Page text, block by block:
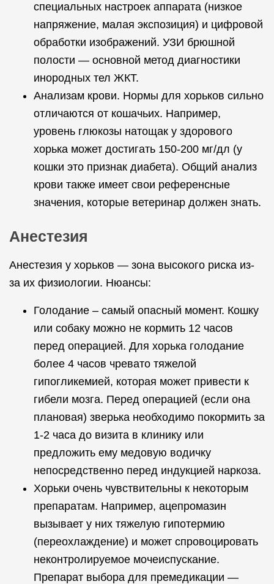
специальных настроек аппарата (низкое
напряжение, малая экспозиция) и цифровой
обработки изображений. УЗИ брюшной
полости — основной метод диагностики
инородных тел ЖКТ.
Анализам крови. Нормы для хорьков сильно
отличаются от кошачьих. Например,
уровень глюкозы натощак у здорового
хорька может достигать 150-200 мг/дл (у
кошки это признак диабета). Общий анализ
крови также имеет свои референсные
значения, которые ветеринар должен знать.
Анестезия
Анестезия у хорьков — зона высокого риска из-
за их физиологии. Нюансы:
Голодание – самый опасный момент. Кошку
или собаку можно не кормить 12 часов
перед операцией. Для хорька голодание
более 4 часов чревато тяжелой
гипогликемией, которая может привести к
гибели мозга. Перед операцией (если она
плановая) зверька необходимо покормить за
1-2 часа до визита в клинику или
предложить ему медовую водичку
непосредственно перед индукцией наркоза.
Хорьки очень чувствительны к некоторым
препаратам. Например, ацепромазин
вызывает у них тяжелую гипотермию
(переохлаждение) и может спровоцировать
неконтролируемое мочеиспускание.
Препарат выбора для премедикации —